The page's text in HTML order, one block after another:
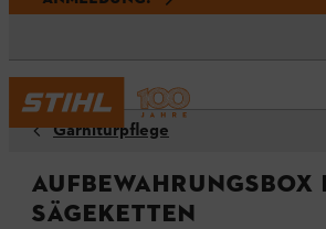
Garniturpflege
Sägeketten